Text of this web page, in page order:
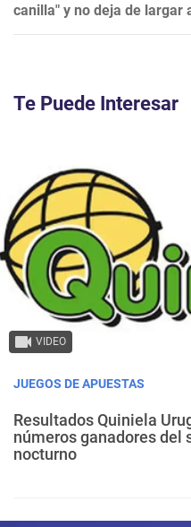
canilla" y no deja de largar
Te Puede Interesar
VIDEO
JUEGOS DE APUESTAS
Resultados Quiniela
números ganadores del
nocturno